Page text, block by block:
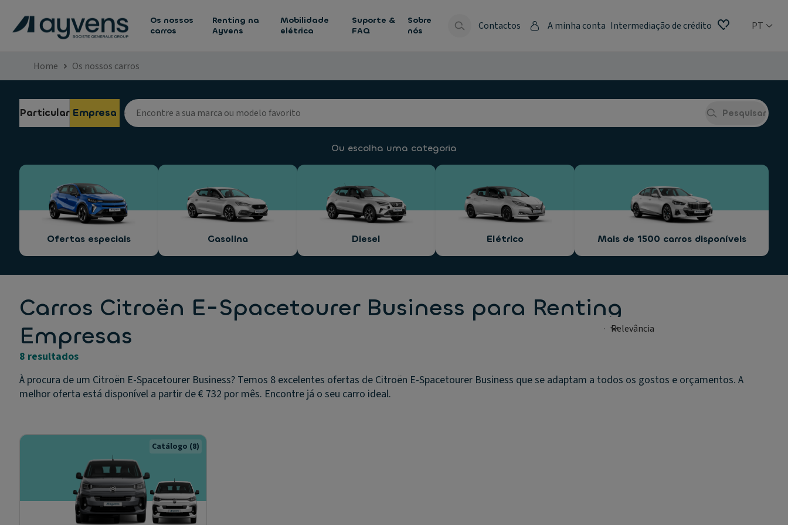
Os nossos
carros
Renting na
Ayvens
Mobilidade
elétrica
Suporte &
FAQ
Sobre
nós
Contactos A minha conta Intermediação de crédito PT
Home Os nossos carros
Particular Empresa Pesquisar
Ou escolha uma categoria
Ofertas especiais Gasolina Diesel Elétrico Mais de 1500 carros disponíveis
Carros Citroën E-Spacetourer Business para Renting
Empresas
8 resultados
À procura de um Citroën E-Spacetourer Business? Temos 8 excelentes ofertas de Citroën E-Spacetourer Business que se adaptam a todos os gostos e orçamentos. A
melhor oferta está disponível a partir de € 732 por mês. Encontre já o seu carro ideal.
Catálogo (8)